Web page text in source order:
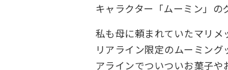
キャラクター「ムーミン」の
私も母に頼まれていたマリ
リアライン限定のムーミン
アラインでついついお菓子や